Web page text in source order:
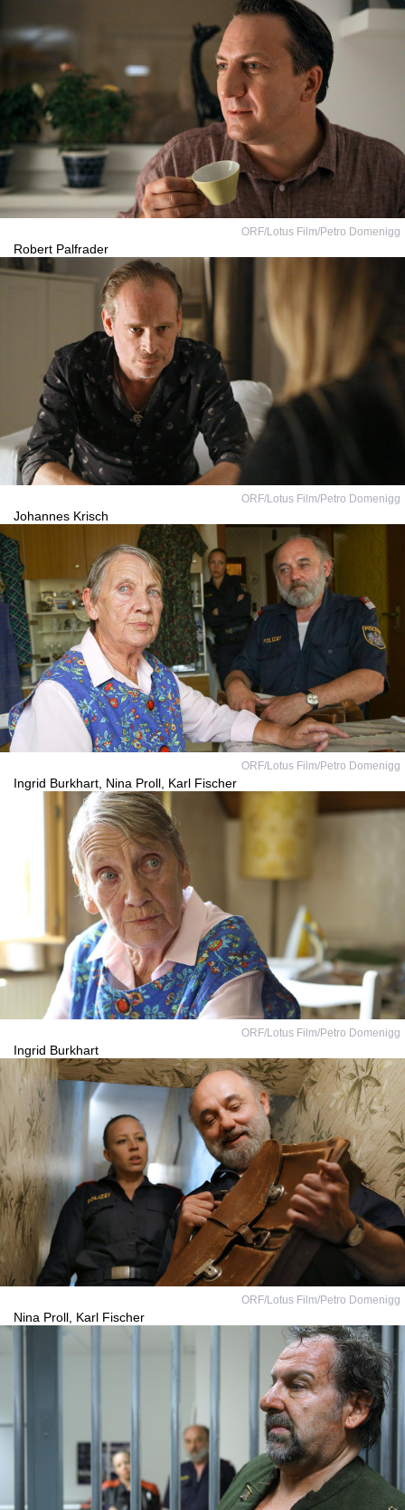
ORF/Lotus Film/Petro Domenigg
Robert Palfrader
ORF/Lotus Film/Petro Domenigg
Johannes Krisch
ORF/Lotus Film/Petro Domenigg
Ingrid Burkhart, Nina Proll, Karl Fischer
ORF/Lotus Film/Petro Domenigg
Ingrid Burkhart
ORF/Lotus Film/Petro Domenigg
Nina Proll, Karl Fischer